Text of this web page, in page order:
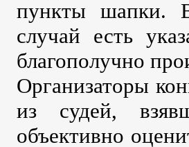
пункты шапки.
случай есть
благополучно
Организаторы
из судей,
объективно